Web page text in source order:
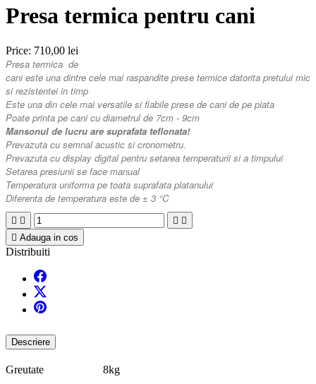
Presa termica pentru cani
Price: 710,00 lei
Presa termica de
canieste una dintre cele mai raspandite prese termice datorita pretului mic
si rezistentei in timp
Este una din cele mai versatile si fiabile prese de cani de pe piata
Poate printa pe canicu diametrulde 7cm - 9cm
Mansonul de lucru are suprafata teflonata!
Prevazuta cu semnal acustic si cronometru.
Prevazuta cu display digital pentru setarea temperaturii si a timpului
Setarea presiunii se face manual
Temperatura uniforma pe toata suprafata platanului
Diferenta de temperatura este de ± 3 °C
   
 Adauga in cos
Distribuiti
Descriere
Greutate 8kg